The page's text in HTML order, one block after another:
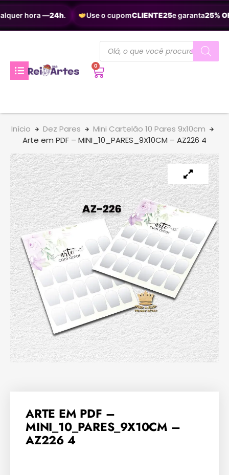
hora —24h. Use o cupomCLIENTE25e garanta25%
0
Início Dez Pares
Mini Cartelão 10 Pares 9x10cm
Arte em PDF – MINI_10_PARES_9X10CM – AZ226 4
ARTE EM PDF –
MINI_10_PARES_9X10CM –
AZ226 4